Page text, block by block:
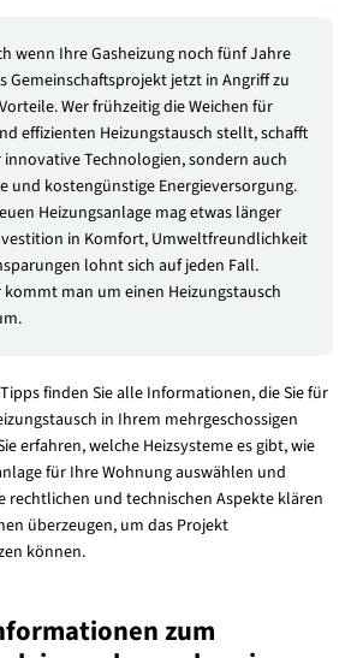
wenn Ihre Gasheizung noch fünf Jahre
Gemeinschaftsprojekt jetzt in Angriff zu
Wer frühzeitig die Weichen für
effizienten Heizungstausch stellt, schafft
Technologien, sondern auch
und kostengünstige Energieversorgung.
Heizungsanlage mag etwas länger
in Komfort, Umweltfreundlichkeit
lohnt sich auf jeden Fall.
man um einen Heizungstausch
finden Sie alle Informationen, die Sie für
in Ihrem mehrgeschossigen
erfahren, welche Heizsysteme es gibt, wie
für Ihre Wohnung auswählen und
rechtlichen und technischen Aspekte klären
überzeugen, um das Projekt
können.
zum